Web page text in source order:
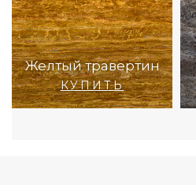
Желтый травертин
КУПИТЬ